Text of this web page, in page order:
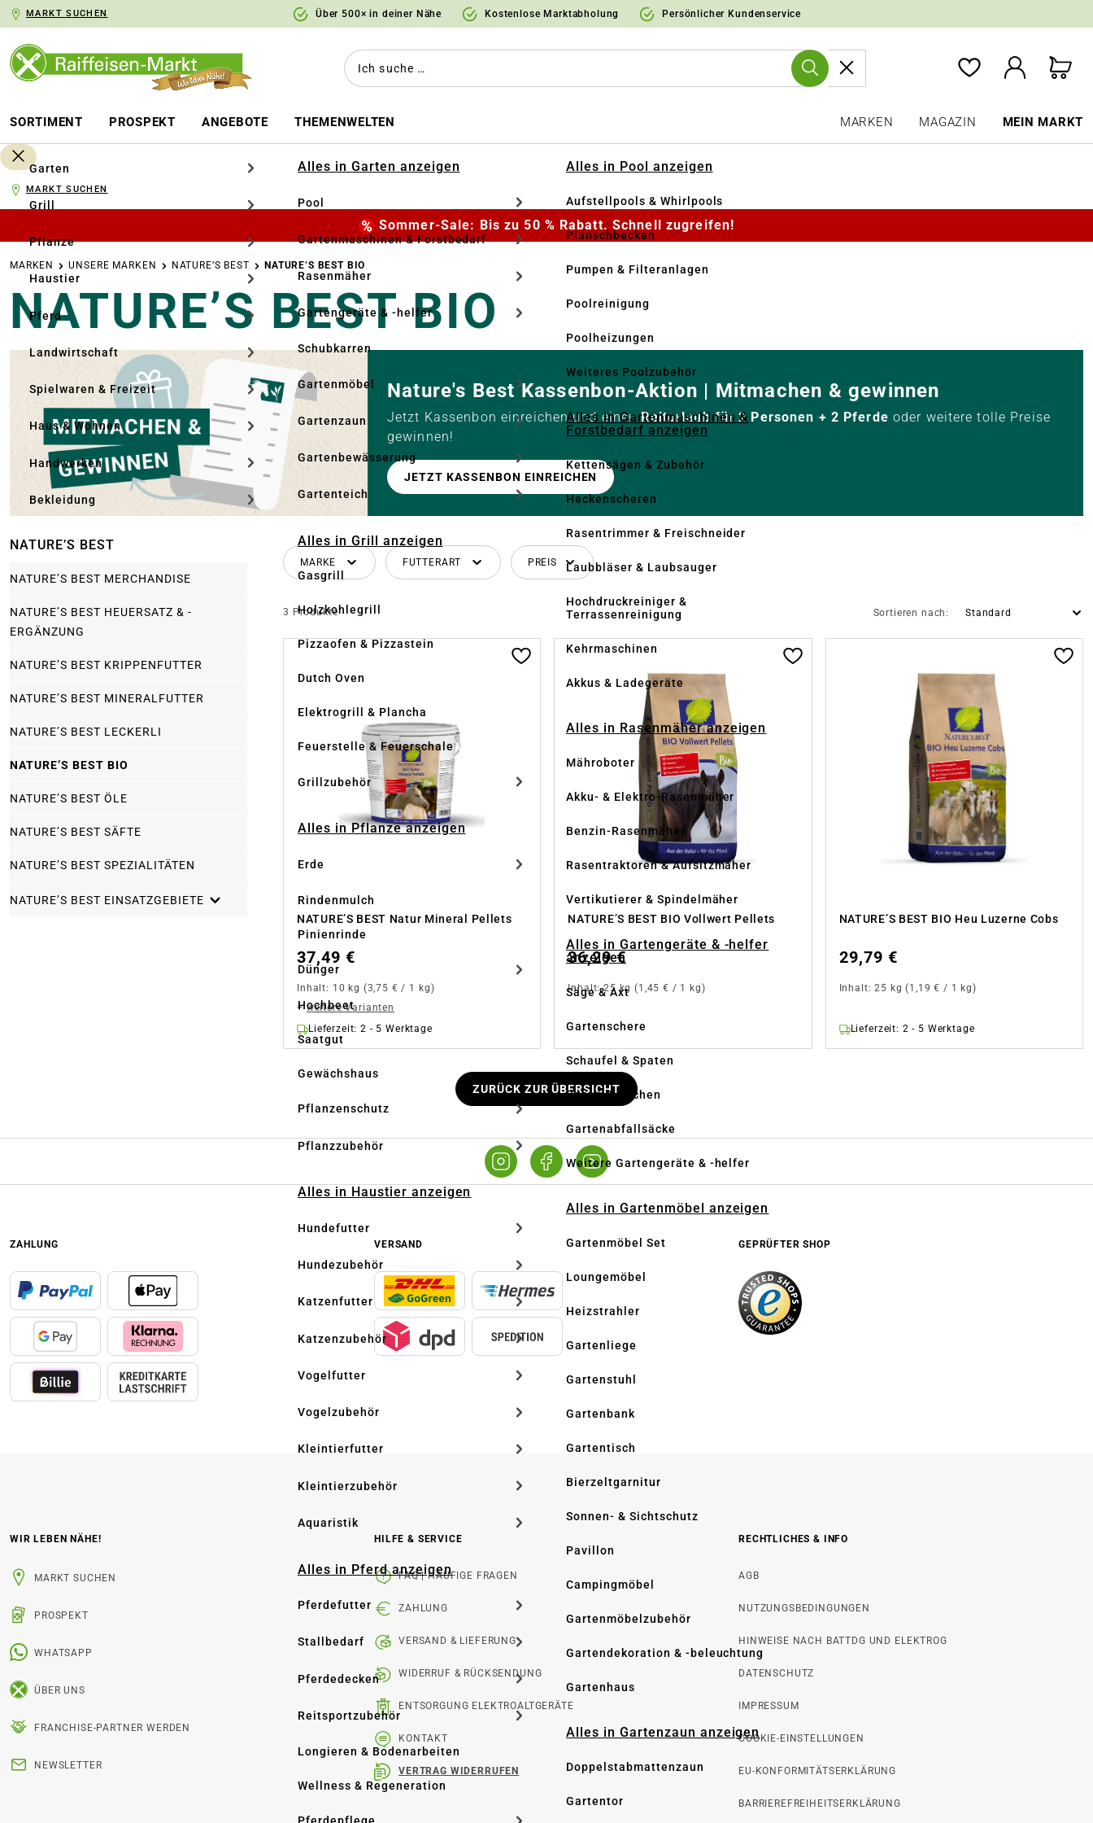
Zur Hauptnavigation springen
MARKT SUCHEN Über 500× in deiner Nähe Kostenlose Marktabholung Persönlicher Kundenservice
SORTIMENT PROSPEKT ANGEBOTE THEMENWELTEN MARKEN MAGAZIN MEIN MARKT
Garten
Grill
Pflanze
Haustier
Pferd
Landwirtschaft
Spielwaren & Freizeit
Haus & Wohnen
Handwerken
Bekleidung
Alles in Garten anzeigen
Pool
Gartenmaschinen & Forstbedarf
Rasenmäher
Gartengeräte & -helfer
Schubkarren
Gartenmöbel
Gartenzaun
Gartenbewässerung
Gartenteich
Alles in Grill anzeigen
Gasgrill
Holzkohlegrill
Pizzaofen & Pizzastein
Dutch Oven
Elektrogrill & Plancha
Feuerstelle & Feuerschale
Grillzubehör
Alles in Pflanze anzeigen
Erde
Rindenmulch
Pinienrinde
Dünger
Hochbeet
Saatgut
Gewächshaus
Pflanzenschutz
Pflanzzubehör
Alles in Haustier anzeigen
Hundefutter
Hundezubehör
Katzenfutter
Katzenzubehör
Vogelfutter
Vogelzubehör
Kleintierfutter
Kleintierzubehör
Aquaristik
Alles in Pferd anzeigen
Pferdefutter
Stallbedarf
Pferdedecken
Reitsportzubehör
Longieren & Bodenarbeiten
Wellness & Regeneration
Alles in Pool anzeigen
Aufstellpools & Whirlpools
Planschbecken
Pumpen & Filteranlagen
Poolreinigung
Poolheizungen
Weiteres Poolzubehör
Alles in Gartenmaschinen &
Forstbedarf anzeigen
Kettensägen & Zubehör
Heckenscheren
Rasentrimmer & Freischneider
Laubbläser & Laubsauger
Hochdruckreiniger &
Terrassenreinigung
Kehrmaschinen
Akkus & Ladegeräte
Alles in Rasenmäher anzeigen
Mähroboter
Akku- & Elektro-Rasenmäher
Benzin-Rasenmäher
Rasentraktoren & Aufsitzmäher
Vertikutierer & Spindelmäher
Alles in Gartengeräte & -helfer
anzeigen
Säge & Axt
Gartenschere
Schaufel & Spaten
Besen & Rechen
Gartenabfallsäcke
Weitere Gartengeräte & -helfer
Alles in Gartenmöbel anzeigen
Gartenmöbel Set
Loungemöbel
Heizstrahler
Gartenliege
Gartenstuhl
Gartenbank
Gartentisch
Bierzeltgarnitur
Sonnen- & Sichtschutz
Pavillon
Campingmöbel
Gartenmöbelzubehör
Gartendekoration & -beleuchtung
Gartenhaus
Alles in Gartenzaun anzeigen
Doppelstabmattenzaun
Gartentor
MARKT SUCHEN
Sommer-Sale: Bis zu 50 % Rabatt. Schnell zugreifen!
MARKEN UNSERE MARKEN NATURE’S BEST NATURE’S BEST BIO
NATURE’S BEST BIO
Nature's Best Kassenbon-Aktion | Mitmachen & gewinnen
Jetzt Kassenbon einreichen und einenReiturlaub für 2 Personen + 2 Pferde oder weitere tolle Preise
gewinnen!
JETZT KASSENBON EINREICHEN
NATURE’S BEST
NATURE’S BEST MERCHANDISE
NATURE’S BEST HEUERSATZ & -
ERGÄNZUNG
NATURE’S BEST KRIPPENFUTTER
NATURE’S BEST MINERALFUTTER
NATURE’S BEST LECKERLI
NATURE’S BEST BIO
NATURE’S BEST ÖLE
NATURE’S BEST SÄFTE
NATURE’S BEST SPEZIALITÄTEN
NATURE’S BEST EINSATZGEBIETE
MARKE FUTTERART PREIS
3 Produkte Sortieren nach:
NATURE’S BEST Natur Mineral Pellets
37,49 €
Inhalt: 10 kg (3,75 € / 1 kg)
+weitere Varianten
Lieferzeit: 2 - 5 Werktage
NATURE’S BEST BIO Vollwert Pellets
36,29 €
Inhalt:25 kg(1,45 € / 1 kg)
NATURE’S BEST BIO Heu Luzerne Cobs
29,79 €
Inhalt:25 kg(1,19 € / 1 kg)
Lieferzeit: 2 - 5 Werktage
ZURÜCK ZUR ÜBERSICHT
ZAHLUNG VERSAND GEPRÜFTER SHOP
WIR LEBEN NÄHE!
MARKT SUCHEN
PROSPEKT
WHATSAPP
ÜBER UNS
FRANCHISE-PARTNER WERDEN
NEWSLETTER
HILFE & SERVICE
FAQ | HÄUFIGE FRAGEN
ZAHLUNG
VERSAND & LIEFERUNG
WIDERRUF & RÜCKSENDUNG
ENTSORGUNG ELEKTROALTGERÄTE
KONTAKT
VERTRAG WIDERRUFEN
RECHTLICHES & INFO
AGB
NUTZUNGSBEDINGUNGEN
HINWEISE NACH BATTDG UND ELEKTROG
DATENSCHUTZ
IMPRESSUM
COOKIE-EINSTELLUNGEN
EU-KONFORMITÄTSERKLÄRUNG
BARRIEREFREIHEITSERKLÄRUNG